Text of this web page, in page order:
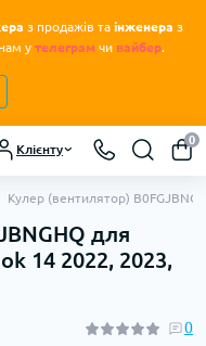
з продажів та інженера з
у телеграм чи вайбер.
Клієнту
0
Кулер (вентилятор)
для
14 2022, 2023,
0